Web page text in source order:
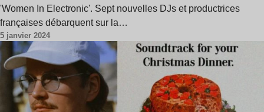
'Women In Electronic'. Sept nouvelles DJs et productrices
françaises débarquent sur la…
5 janvier 2024